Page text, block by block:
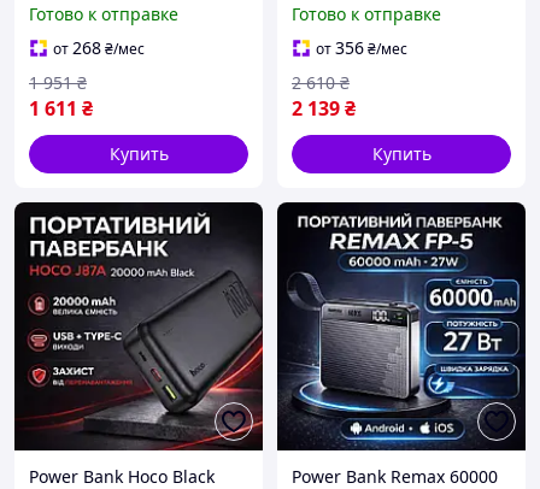
автомобиля с функцией
Power Bank
Готово к отправке
от268₴/мес
1 611 ₴
1 951 ₴
Купить
22.5W, Портативна
батарея з швидким
заряджанням для
смартфона
Готово к отправке
от356₴/мес
2 139₴
2 610 ₴
Купить
Power Bank Hoco Black
Power Bank Remax 60000